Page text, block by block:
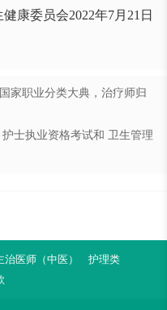
康委员会2022年7月21日
家职业分类大典，治疗师归
士执业资格考试和 卫生管理
治医师（中医）
护理类